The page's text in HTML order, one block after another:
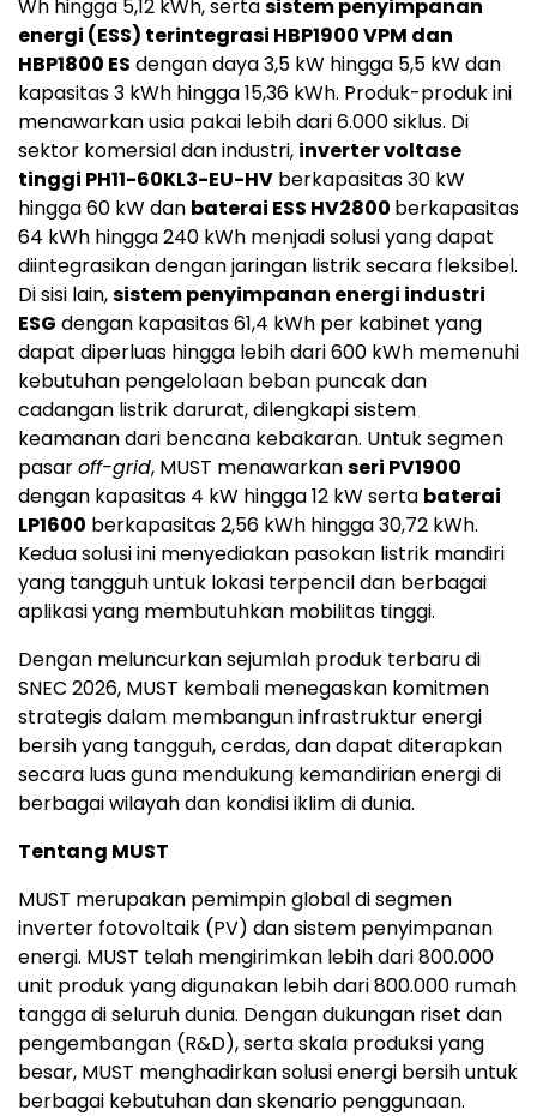
Wh hingga 5,12 kWh, sertasistem penyimpanan
energi (ESS) terintegrasi HBP1900 VPM dan
HBP1800 ES dengan daya 3,5 kW hingga 5,5 kW dan
kapasitas 3 kWh hingga 15,36 kWh. Produk-produk ini
menawarkan usia pakai lebih dari 6.000 siklus. Di
sektor komersial dan industri, inverter voltase
tinggi PH11-60KL3-EU-HV berkapasitas 30 kW
hingga 60 kW dan baterai ESS HV2800 berkapasitas
64 kWh hingga 240 kWh menjadi solusi yang dapat
diintegrasikan dengan jaringan listrik secara fleksibel.
Di sisi lain,sistem penyimpanan energi industri
ESG dengan kapasitas 61,4 kWh per kabinet yang
dapat diperluas hingga lebih dari 600 kWh memenuhi
kebutuhan pengelolaan beban puncak dan
cadangan listrik darurat, dilengkapi sistem
keamanan dari bencana kebakaran. Untuk segmen
pasaroff-grid, MUST menawarkanseri PV1900
dengan kapasitas 4 kW hingga 12 kW serta baterai
LP1600 berkapasitas 2,56 kWh hingga 30,72 kWh.
Kedua solusi ini menyediakan pasokan listrik mandiri
yang tangguh untuk lokasi terpencil dan berbagai
aplikasi yang membutuhkan mobilitas tinggi.
Dengan meluncurkan sejumlah produk terbaru di
SNEC 2026, MUST kembali menegaskan komitmen
strategis dalam membangun infrastruktur energi
bersih yang tangguh, cerdas, dan dapat diterapkan
secara luas guna mendukung kemandirian energi di
berbagai wilayah dan kondisi iklim di dunia.
Tentang MUST
MUST merupakan pemimpin global di segmen
inverter fotovoltaik (PV) dan sistem penyimpanan
energi. MUST telah mengirimkan lebih dari 800.000
unit produk yang digunakan lebih dari 800.000 rumah
tangga di seluruh dunia. Dengan dukungan riset dan
pengembangan (R&D), serta skala produksi yang
besar, MUST menghadirkan solusi energi bersih untuk
berbagai kebutuhan dan skenario penggunaan.